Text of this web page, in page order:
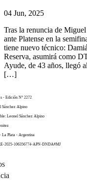
04 Jun, 2025
Tras la renuncia de
ante Platense en la
tiene nuevo técnico:
Reserva, asumirá como
Ayude, de 43 años, llegó
[…]
- Edición N° 2272
Sánchez Alpino
Leonel Sánchez Alpino
La Plata - Argentina
2025-106356774-APN-DNDA#MJ